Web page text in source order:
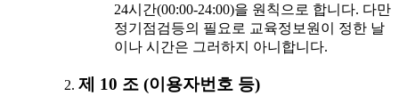
24시간(00:00-24:00)을 원칙으로 합니다. 다만
정기점검등의 필요로 교육정보원이 정한 날
이나 시간은 그러하지 아니합니다.
제 10 조 (이용자번호 등)